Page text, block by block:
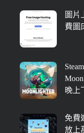
圖片
費圖
晚上
免費
放上